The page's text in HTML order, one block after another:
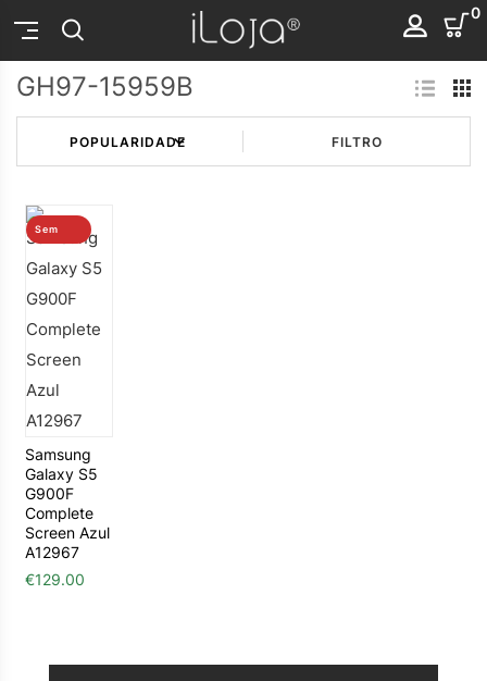
0
GH97-15959B
FILTRO
Sem
Samsung
Galaxy S5
G900F
Complete
Screen Azul
A12967
€129.00